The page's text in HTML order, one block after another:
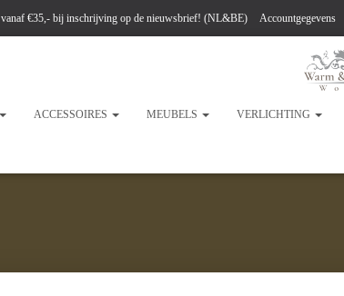
€35,- bij inschrijving op de nieuwsbrief! (NL&BE) Accountgegevens
ACCESSOIRES MEUBELS VERLICHTING